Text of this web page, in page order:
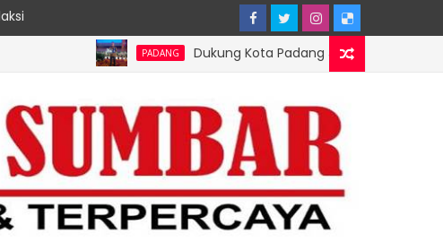
Dukung Kota Padang Jadi Kota Inovator, Kartu